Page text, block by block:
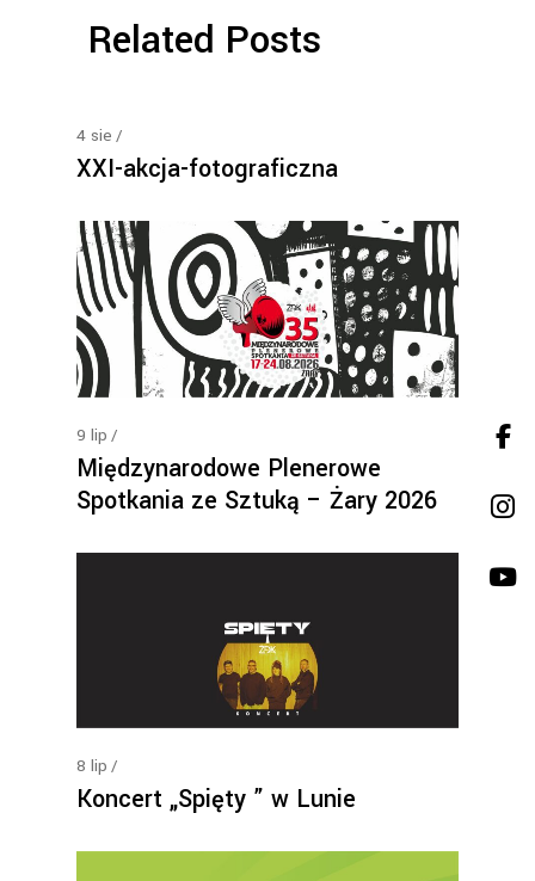
Related Posts
4 sie
XXI-akcja-fotograficzna
9 lip
Międzynarodowe Plenerowe
Spotkania ze Sztuką – Żary 2026
8 lip
Koncert „Spięty ” w Lunie